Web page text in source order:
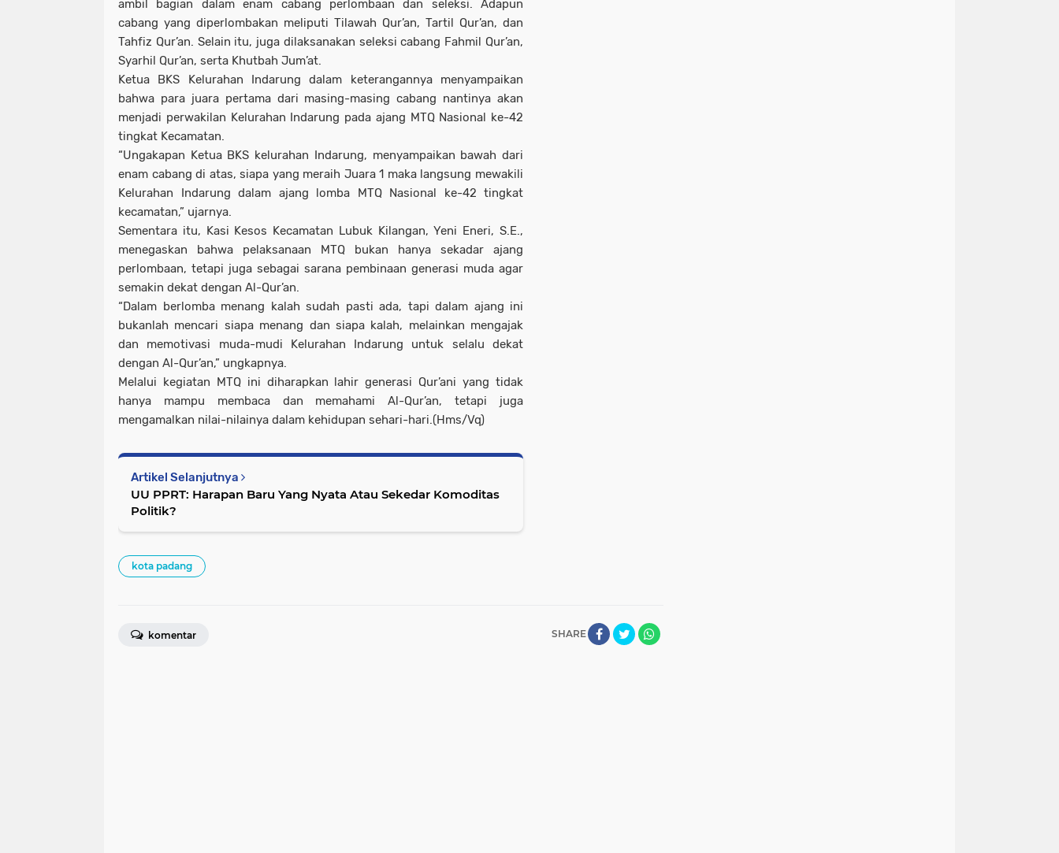
ambil bagian dalam enam cabang perlombaan dan seleksi. Adapun
cabang yang diperlombakan meliputi Tilawah Qur’an, Tartil Qur’an, dan
Tahfiz Qur’an. Selain itu, juga dilaksanakan seleksi cabang Fahmil Qur’an,
Syarhil Qur’an, serta Khutbah Jum’at.
Ketua BKS Kelurahan Indarung dalam keterangannya menyampaikan
bahwa para juara pertama dari masing-masing cabang nantinya akan
menjadi perwakilan Kelurahan Indarung pada ajang MTQ Nasional ke-42
tingkat Kecamatan.
“Ungakapan Ketua BKS kelurahan Indarung, menyampaikan bawah dari
enam cabang di atas, siapa yang meraih Juara 1 maka langsung mewakili
Kelurahan Indarung dalam ajang lomba MTQ Nasional ke-42 tingkat
kecamatan,” ujarnya.
Sementara itu, Kasi Kesos Kecamatan Lubuk Kilangan, Yeni Eneri, S.E.,
menegaskan bahwa pelaksanaan MTQ bukan hanya sekadar ajang
perlombaan, tetapi juga sebagai sarana pembinaan generasi muda agar
semakin dekat dengan Al-Qur’an.
“Dalam berlomba menang kalah sudah pasti ada, tapi dalam ajang ini
bukanlah mencari siapa menang dan siapa kalah, melainkan mengajak
dan memotivasi muda-mudi Kelurahan Indarung untuk selalu dekat
dengan Al-Qur’an,” ungkapnya.
Melalui kegiatan MTQ ini diharapkan lahir generasi Qur’ani yang tidak
hanya mampu membaca dan memahami Al-Qur’an, tetapi juga
mengamalkan nilai-nilainya dalam kehidupan sehari-hari.(Hms/Vq)
Artikel Selanjutnya
UU PPRT: Harapan Baru Yang Nyata Atau Sekedar Komoditas
Politik?
kota padang
SHARE
komentar